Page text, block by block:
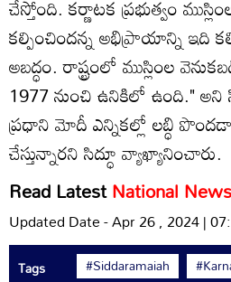
చేస్తోంది. కర్ణాటక ప్రభుత్వం
కల్పించిందన్న అభిప్రాయాన్ని ఇది
అబద్ధం. రాష్ట్రంలో ముస్లింల
1977 నుంచి ఉనికిలో ఉంది."
ప్రధాని మోదీ ఎన్నికల్లో లబ్ధి
చేస్తున్నారని సిద్ధూ వ్యాఖ్యానించారు.
Read LatestNational News
Updated Date - Apr 26 , 2024 |
Tags #Siddaramaiah